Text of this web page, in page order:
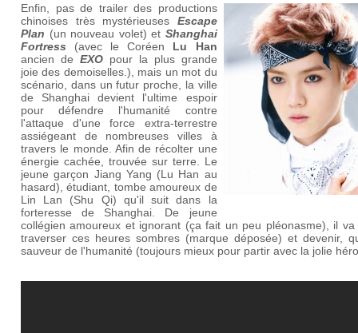
Enfin, pas de trailer des productions
chinoises très mystérieuses Escape
Plan (un nouveau volet) et Shanghai
Fortress (avec le Coréen Lu Han
ancien de EXOpour la plus grande
joie des demoiselles.), mais un mot du
scénario, dans un futur proche, la ville
de Shanghai devient l'ultime espoir
pour défendre l'humanité contre
l'attaque d'une force extra-terrestre
assiégeant de nombreuses villes à
travers le monde. Afin de récolter une
énergie cachée, trouvée sur terre. Le
jeune garçon Jiang Yang (Lu Han au
hasard), étudiant, tombe amoureux de
Lin Lan (Shu Qi) qu'il suit dans la
forteresse de Shanghai. De jeune
collégien amoureux et ignorant (ça fait un peu pléonasme), il va
traverser ces heures sombres (marque déposée) et devenir,
sauveur de l'humanité (toujours mieux pour partir avec la jolie